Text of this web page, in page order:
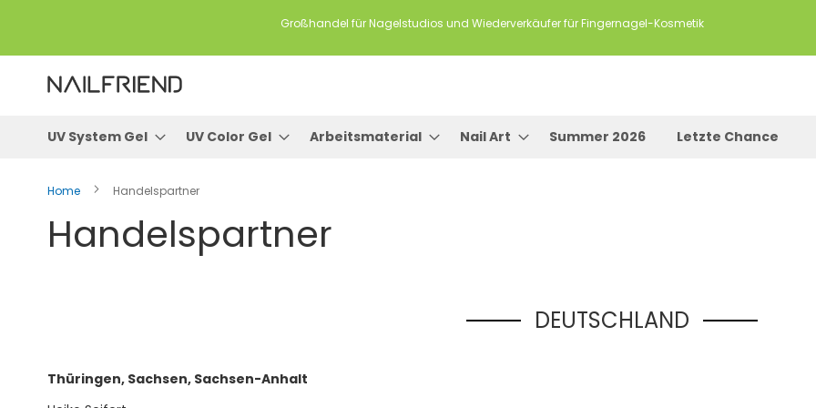
Großhandel für Nagelstudios und Wiederverkäufer für Fingernagel-Kosmetik
UV System Gel UV Color Gel Arbeitsmaterial Nail Art Summer 2026 Letzte Chance
Home Handelspartner
Handelspartner
DEUTSCHLAND
Thüringen, Sachsen, Sachsen-Anhalt